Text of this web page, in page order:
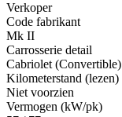
Verkoper
Code fabrikant
Mk II
Carrosserie detail
Cabriolet (Convertible)
Kilometerstand (lezen)
Niet voorzien
Vermogen (kW/pk)